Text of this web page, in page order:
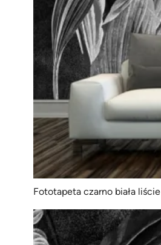
Fototapeta czarno biała liście